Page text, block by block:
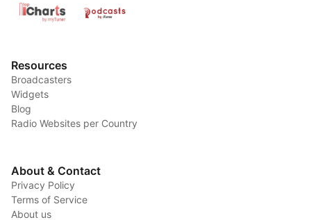
Resources
Broadcasters
Widgets
Blog
Radio Websites per Country
About & Contact
Privacy Policy
Terms of Service
About us